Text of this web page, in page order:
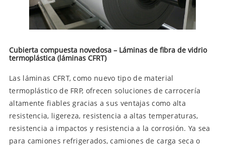
Cubierta compuesta novedosa – Láminas de fibra de vidrio
termoplástica (láminas CFRT)
Las láminas CFRT, como nuevo tipo de material
termoplástico de FRP, ofrecen soluciones de carrocería
altamente fiables gracias a sus ventajas como alta
resistencia, ligereza, resistencia a altas temperaturas,
resistencia a impactos y resistencia a la corrosión. Ya sea
para camiones refrigerados, camiones de carga seca o